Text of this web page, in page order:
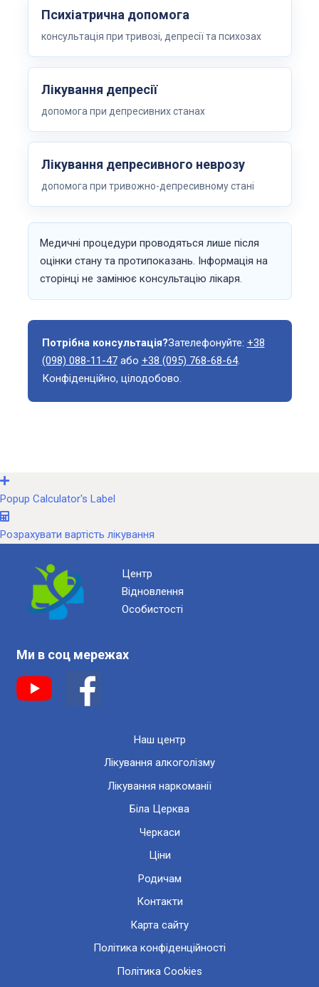
Психіатрична допомога
консультація при тривозі, депресії та психозах
Лікування депресії
допомога при депресивних станах
Лікування депресивного неврозу
допомога при тривожно-депресивному стані
Медичні процедури проводяться лише після
оцінки стану та протипоказань. Інформація на
сторінці не замінює консультацію лікаря.
Потрібна консультація?Зателефонуйте: +38
(098) 088-11-47або +38 (095) 768-68-64.
Конфіденційно, цілодобово.
Popup Calculator's Label
Розрахувати вартість лікування
Центр
Відновлення
Особистості
Ми в соц мережах
Наш центр
Лікування алкоголізму
Лікування наркоманії
Біла Церква
Черкаси
Ціни
Родичам
Контакти
Карта сайту
Політика конфіденційності
Політика Cookies